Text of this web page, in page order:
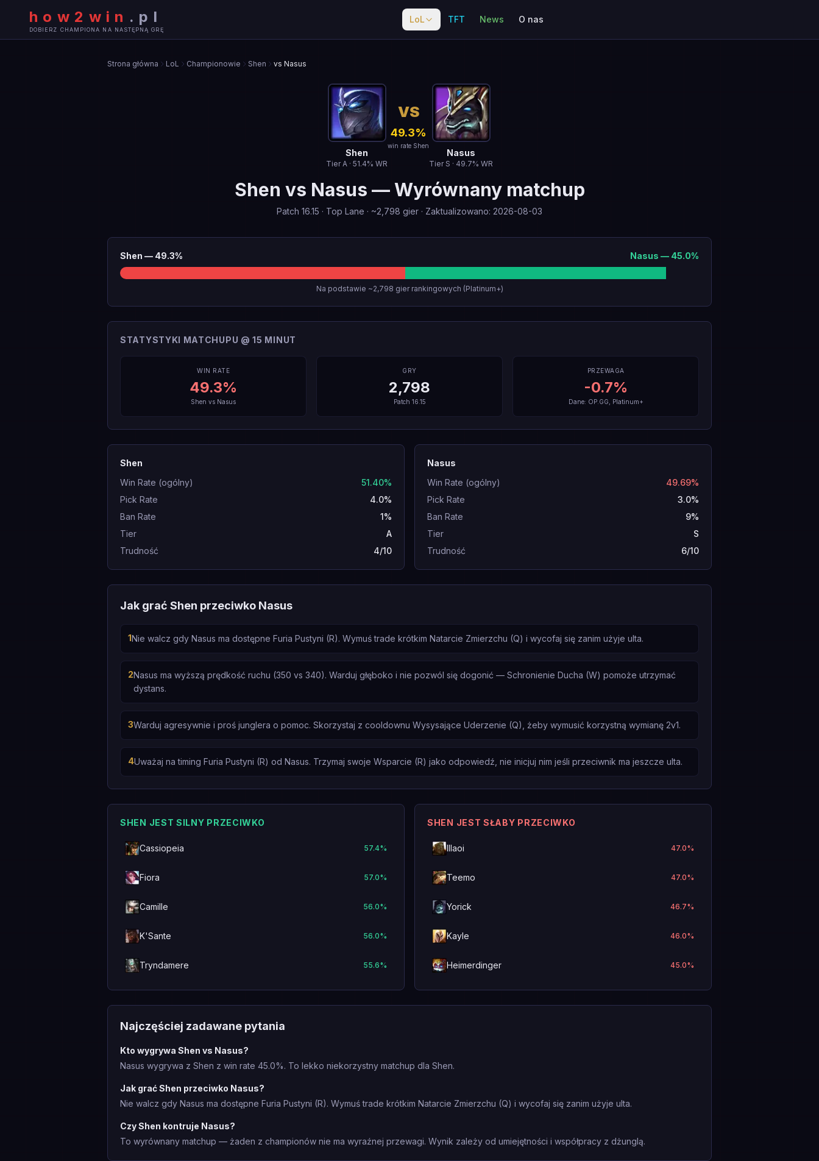
how2win . pl
DOBIERZ CHAMPIONA NA NASTĘPNĄ GRĘ
LoL TFT News O nas
Strona główna LoL Championowie Shen vs Nasus
Shen
TierA · 51.4% WR
VS
49.3%
win rate Shen
Nasus
Tier S · 49.7% WR
Shen vs Nasus —Wyrównany matchup
Patch 16.15 · Top Lane · ~2,798 gier · Zaktualizowano: 2026-08-03
Shen — 49.3% Nasus — 45.0%
Na podstawie ~2,798 gier rankingowych (Platinum+)
STATYSTYKI MATCHUPU @ 15 MINUT
WIN RATE
49.3%
Shen vs Nasus
GRY
2,798
Patch 16.15
PRZEWAGA
-0.7%
Dane: OP.GG, Platinum+
Shen
Win Rate (ogólny)
51.40%
Pick Rate
4.0%
Ban Rate
1%
Tier
A
Trudność
4/10
Nasus
Win Rate (ogólny)
49.69%
Pick Rate
3.0%
Ban Rate
9%
Tier
S
Trudność
6/10
Jak grać Shen przeciwko Nasus
1Nie walcz gdy Nasus ma dostępne Furia Pustyni (R). Wymuś trade krótkim Natarcie Zmierzchu (Q) i wycofaj się zanim użyje ulta.
2Nasus ma wyższą prędkość ruchu (350 vs 340). Warduj głęboko i nie pozwól się dogonić — Schronienie Ducha (W) pomoże utrzymać
dystans.
3Warduj agresywnie i proś junglera o pomoc. Skorzystaj z cooldownu Wysysające Uderzenie (Q), żeby wymusić korzystną wymianę 2v1.
4Uważaj na timing Furia Pustyni (R) od Nasus. Trzymaj swoje Wsparcie (R) jako odpowiedź, nie inicjuj nim jeśli przeciwnik ma jeszcze ulta.
SHEN JEST SILNY PRZECIWKO
Cassiopeia 57.4%
Fiora 57.0%
Camille 56.0%
K'Sante 56.0%
Tryndamere 55.6%
SHEN JEST SŁABY PRZECIWKO
Illaoi 47.0%
Teemo 47.0%
Yorick 46.7%
Kayle 46.0%
Heimerdinger 45.0%
Najczęściej zadawane pytania
Kto wygrywa Shen vs Nasus?
Nasus wygrywa z Shen z win rate 45.0%. To lekko niekorzystny matchup dla Shen.
Jak grać Shen przeciwko Nasus?
Nie walcz gdy Nasus ma dostępne Furia Pustyni (R). Wymuś trade krótkim Natarcie Zmierzchu (Q) i wycofaj się zanim użyje ulta.
Czy Shen kontruje Nasus?
To wyrównany matchup — żaden z championów nie ma wyraźnej przewagi. Wynik zależy od umiejętności i współpracy z dżunglą.